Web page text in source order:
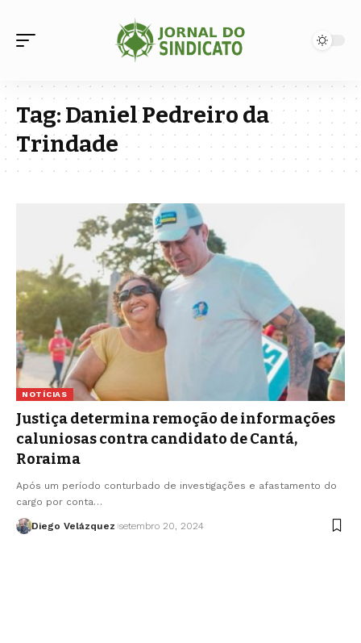
Tag:Daniel Pedreiro da
Trindade
NOTÍCIAS
Justiça determina remoção de informações
caluniosas contra candidato de Cantá,
Roraima
Após um período conturbado de investigações e afastamento do
cargo por conta…
Diego Velázquez setembro 20, 2024